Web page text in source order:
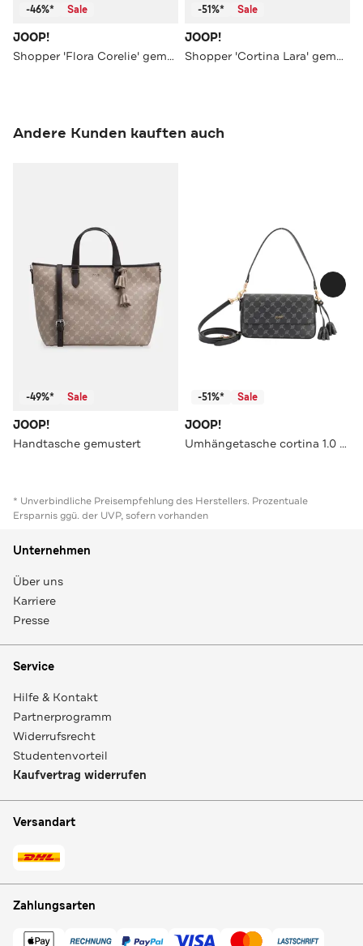
-46%* Sale
JOOP!
Shopper 'Flora Corelie' gemustert
-51%* Sale
JOOP!
Shopper 'Cortina Lara' gemustert
Andere Kunden kauften auch
-49%* Sale
JOOP!
Handtasche gemustert
-51%* Sale
JOOP!
Umhängetasche cortina 1.0 nil xshf dark navy
* Unverbindliche Preisempfehlung des Herstellers. Prozentuale
Ersparnis ggü. der UVP, sofern vorhanden
Unternehmen
Über uns
Karriere
Presse
Service
Hilfe & Kontakt
Partnerprogramm
Widerrufsrecht
Studentenvorteil
Kaufvertrag widerrufen
Versandart
Zahlungsarten